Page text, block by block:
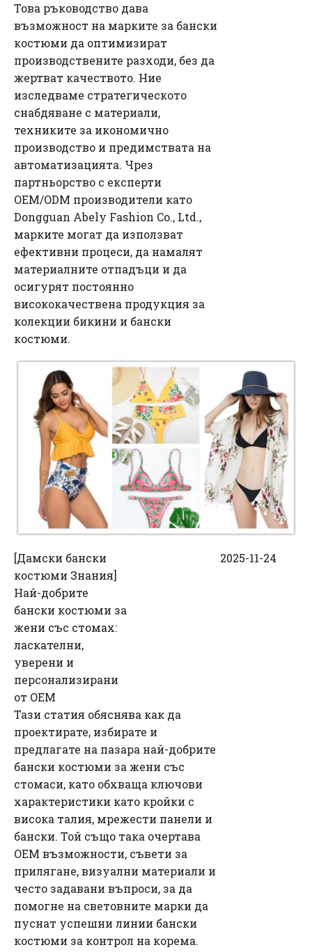
Това ръководство дава
възможност на марките за бански
костюми да оптимизират
производствените разходи, без да
жертват качеството. Ние
изследваме стратегическото
снабдяване с материали,
техниките за икономично
производство и предимствата на
автоматизацията. Чрез
партньорство с експерти
OEM/ODM производители като
Dongguan Abely Fashion Co., Ltd.,
марките могат да използват
ефективни процеси, да намалят
материалните отпадъци и да
осигурят постоянно
висококачествена продукция за
колекции бикини и бански
костюми.
[Дамски бански
костюми Знания]
Най-добрите
бански костюми за
жени със стомах:
ласкателни,
уверени и
персонализирани
от OEM
Тази статия обяснява как да
проектирате, избирате и
предлагате на пазара най-добрите
бански костюми за жени със
стомаси, като обхваща ключови
характеристики като кройки с
висока талия, мрежести панели и
бански. Той също така очертава
OEM възможности, съвети за
прилягане, визуални материали и
често задавани въпроси, за да
помогне на световните марки да
пуснат успешни линии бански
костюми за контрол на корема.
2025-11-24